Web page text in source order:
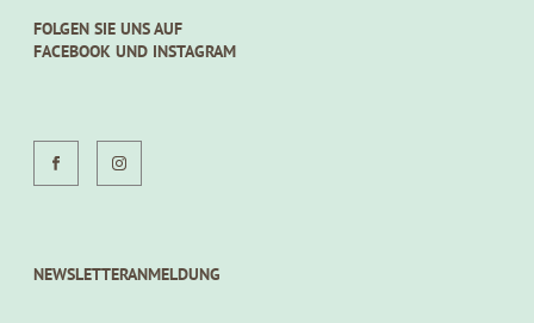
FOLGEN SIE UNS AUF
FACEBOOK UND INSTAGRAM
NEWSLETTERANMELDUNG